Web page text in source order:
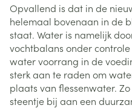
Opvallend is dat in de
helemaal bovenaan in de
staat. Water is namelijk
vochtbalans onder
water voorrang in de
sterk aan te raden om
plaats van flessenwater.
steentje bij aan een